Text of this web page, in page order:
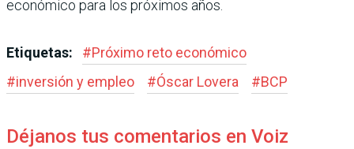
económico para los próximos años.
Etiquetas: #Próximo reto económico
#inversión y empleo #Óscar Lovera #BCP
Déjanos tus comentarios en Voiz